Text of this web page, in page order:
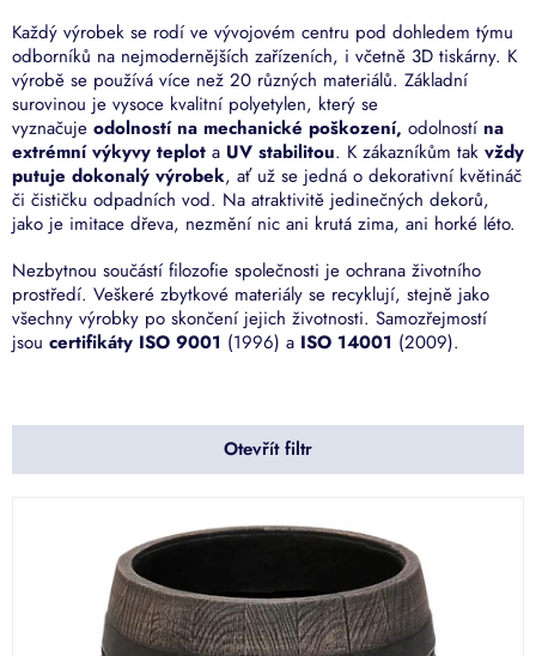
Každý výrobek se rodí ve vývojovém centru pod dohledem týmu
odborníků na nejmodernějších zařízeních, i včetně 3D tiskárny. K
výrobě se používá více než 20 různých materiálů. Základní
surovinou je vysoce kvalitní polyetylen, který se
vyznačuje odolností na mechanické poškození, odolností na
extrémní výkyvy teplot a UV stabilitou. K zákazníkům tak vždy
putuje dokonalý výrobek, ať už se jedná o dekorativní květináč
či čističku odpadních vod. Na atraktivitě jedinečných dekorů,
jako je imitace dřeva, nezmění nic ani krutá zima, ani horké léto.
Nezbytnou součástí filozofie společnosti je ochrana životního
prostředí. Veškeré zbytkové materiály se recyklují, stejně jako
všechny výrobky po skončení jejich životnosti. Samozřejmostí
jsou certifikáty ISO 9001 (1996) a ISO 14001 (2009).
Otevřít filtr